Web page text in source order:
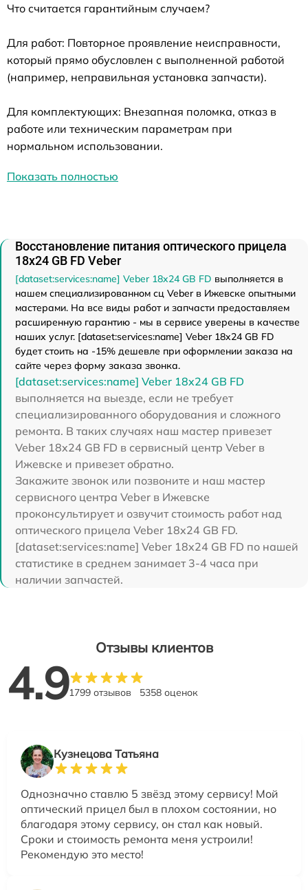
Что считается гарантийным случаем?
Для работ: Повторное проявление неисправности,
который прямо обусловлен с выполненной работой
(например, неправильная установка запчасти).
Для комплектующих: Внезапная поломка, отказ в
работе или техническим параметрам при
нормальном использовании.
Показать полностью
Восстановление питания оптического прицела
18x24 GB FD Veber
[dataset:services:name] Veber 18x24 GB FD выполняется в
нашем специализированном сц Veber в Ижевске опытными
мастерами. На все виды работ и запчасти предоставляем
расширенную гарантию - мы в сервисе уверены в качестве
наших услуг. [dataset:services:name] Veber 18x24 GB FD
будет стоить на -15% дешевле при оформлении заказа на
сайте через форму заказа звонка.
[dataset:services:name] Veber 18x24 GB FD
выполняется на выезде, если не требует
специализированного оборудования и сложного
ремонта. В таких случаях наш мастер привезет
Veber 18x24 GB FD в сервисный центр Veber в
Ижевске и привезет обратно.
Закажите звонок или позвоните и наш мастер
сервисного центра Veber в Ижевске
проконсультирует и озвучит стоимость работ над
оптического прицела Veber 18x24 GB FD.
[dataset:services:name] Veber 18x24 GB FD по нашей
статистике в среднем занимает 3-4 часа при
наличии запчастей.
Отзывы клиентов
4.91799 отзывов 5358 оценок
Кузнецова Татьяна
Однозначно ставлю 5 звёзд этому сервису! Мой
оптический прицел был в плохом состоянии, но
благодаря этому сервису, он стал как новый.
Сроки и стоимость ремонта меня устроили!
Рекомендую это место!